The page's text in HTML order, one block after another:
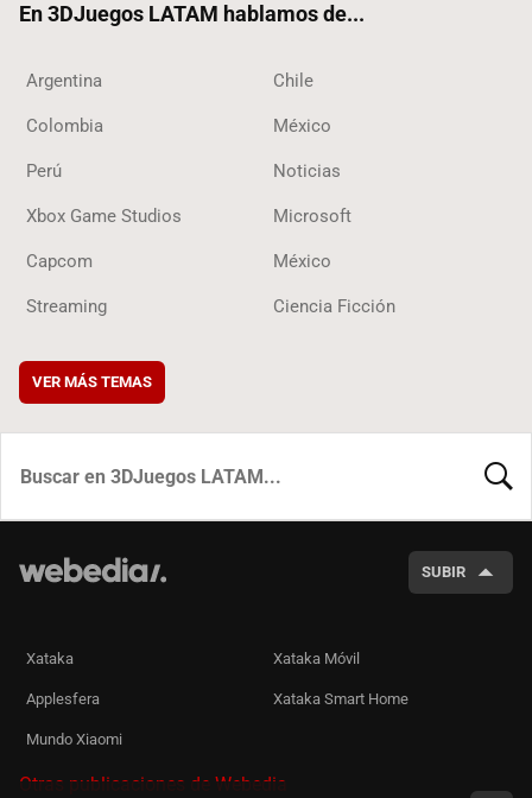
En 3DJuegos LATAM hablamos de...
Argentina Chile
Colombia México
Perú Noticias
Xbox Game Studios Microsoft
Capcom México
Streaming Ciencia Ficción
VER MÁS TEMAS
SUBIR
Xataka Xataka Móvil
Applesfera Xataka Smart Home
Mundo Xiaomi
Otras publicaciones de Webedia